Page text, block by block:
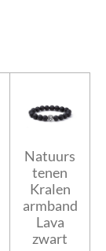
Natuurs
tenen
Kralen
armband
Lava
zwart